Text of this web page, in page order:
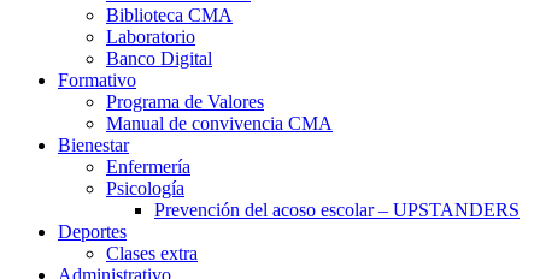
Biblioteca CMA
Laboratorio
Banco Digital
Formativo
Programa de Valores
Manual de convivencia CMA
Bienestar
Enfermería
Psicología
Prevención del acoso escolar – UPSTANDERS
Deportes
Clases extra
Administrativo